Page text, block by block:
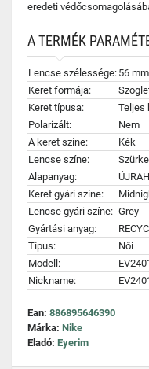
eredeti
A TERMÉK
Lencse szélessége: 56 mm
Keret formája:
Keret típusa:
Teljes
Polarizált:
Nem
A keret színe:
Kék
Lencse színe:
Szürke
Alapanyag:
Keret gyári színe:
Lencse gyári színe: Grey
Gyártási anyag:
Típus:
Női
Modell:
Nickname:
Ean: 886895646390
Márka: Nike
Eladó: Eyerim